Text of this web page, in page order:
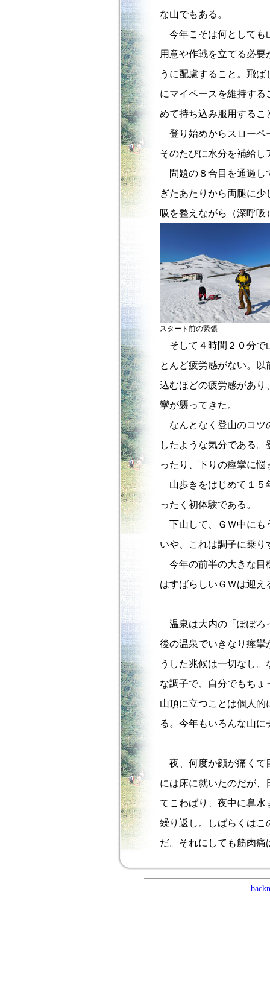
な山でもある。
今年こそは何としても
用意や作戦を立てる必
うに配慮すること。飛
にマイペースを維持す
めて持ち込み服用するこ
登り始めからスローペ
そのたびに水分を補給
問題の８合目を通過し
ぎたあたりから両腿に
吸を整えながら（深呼
スタート前の緊張
そして４時間２０分で
とんど疲労感がない。
込むほどの疲労感があり
攣が襲ってきた。
なんとなく登山のコツ
したような気分である
ったり、下りの痙攣に
山歩きをはじめて１５
ったく初体験である。
下山して、ＧＷ中にも
いや、これは調子に乗り
今年の前半の大きな目
はすばらしいＧＷは迎え
温泉は大内の「ぽぽろ
後の温泉でいきなり痙攣
うした兆候は一切なし
な調子で、自分でもち
山頂に立つことは個人
る。今年もいろんな山
夜、何度か顔が痛くて
には床に就いたのだが
てこわばり、夜中に鼻水
繰り返し。しばらくはこ
だ。それにしても筋肉